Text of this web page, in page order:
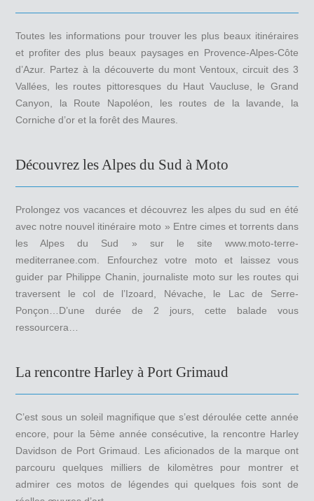
Toutes les informations pour trouver les plus beaux itinéraires
et profiter des plus beaux paysages en Provence-Alpes-Côte
d’Azur. Partez à la découverte du mont Ventoux, circuit des 3
Vallées, les routes pittoresques du Haut Vaucluse, le Grand
Canyon, la Route Napoléon, les routes de la lavande, la
Corniche d’or et la forêt des Maures.
Découvrez les Alpes du Sud à Moto
Prolongez vos vacances et découvrez les alpes du sud en été
avec notre nouvel itinéraire moto » Entre cimes et torrents dans
les Alpes du Sud » sur le site www.moto-terre-
mediterranee.com. Enfourchez votre moto et laissez vous
guider par Philippe Chanin, journaliste moto sur les routes qui
traversent le col de l’Izoard, Névache, le Lac de Serre-
Ponçon…D’une durée de 2 jours, cette balade vous
ressourcera…
La rencontre Harley à Port Grimaud
C’est sous un soleil magnifique que s’est déroulée cette année
encore, pour la 5ème année consécutive, la rencontre Harley
Davidson de Port Grimaud. Les aficionados de la marque ont
parcouru quelques milliers de kilomètres pour montrer et
admirer ces motos de légendes qui quelques fois sont de